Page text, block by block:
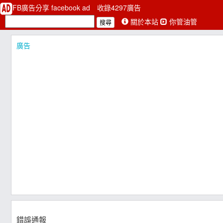
FB廣告分享 facebook ad
收錄4297廣告
關於本站
你管油管
廣告
錯誤通報